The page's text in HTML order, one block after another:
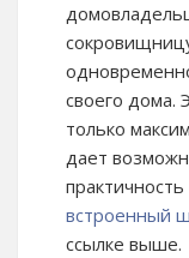
своего дома.
только
дает
встроенный
ссылке выше.